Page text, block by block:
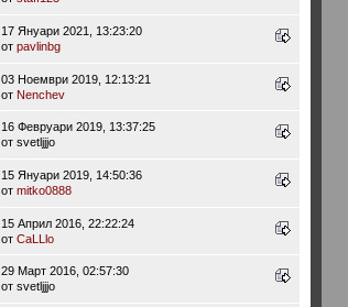
17 Януари 2021, 13:23:20
от pavlinbg
03 Ноември 2019, 12:13:21
от Nenchev
16 Февруари 2019, 13:37:25
от svetljjjo
15 Януари 2019, 14:50:36
от mitko0888
15 Април 2016, 22:22:24
от CaLLlo
29 Март 2016, 02:57:30
от svetljjjo